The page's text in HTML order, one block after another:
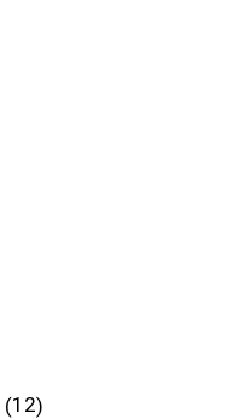
12